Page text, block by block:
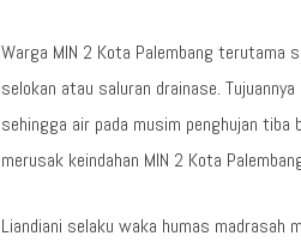
Warga MIN 2 Kota Palembang terutama
selokan atau saluran drainase.
sehingga air pada musim penghujan
merusak keindahan MIN 2 Kota
Liandiani selaku waka humas madrasah